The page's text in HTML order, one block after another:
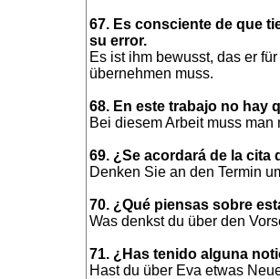
67. Es consciente de que
su error.
Es ist ihm bewusst, das er
übernehmen muss.
68. En este trabajo no hay
Bei diesem Arbeit muss man
69. ¿Se acordará de la cita
Denken Sie an den Termin
70. ¿Qué piensas sobre
Was denkst du über den
71. ¿Has tenido alguna
Hast du über Eva etwas